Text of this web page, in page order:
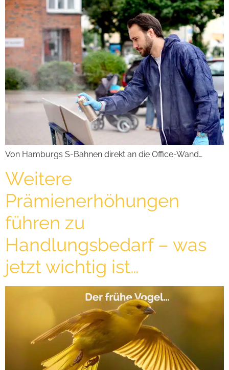
Von Hamburgs S-Bahnen direkt an die Office-Wand…
Weitere
Prämienerhöhungen
führen zu
Handlungsbedarf – was
jetzt wichtig ist…